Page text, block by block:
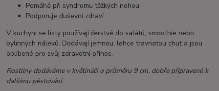
Pomáhá při syndromu těžkých nohou
Podporuje duševní zdraví
V kuchyni se listy používají čerstvé do salátů, smoothie nebo
bylinných nálevů. Dodávají jemnou, lehce travnatou chuť a jsou
oblíbené pro svůj zdravotní přínos.
Rostliny dodáváme v květináči o průměru 9 cm, dobře připravené k
dalšímu pěstování.